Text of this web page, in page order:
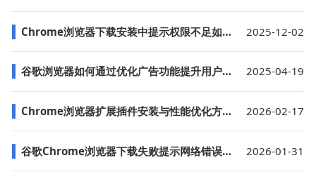
Chrome浏览器下载安装中提示权限不足如何解决 2025-12-02
谷歌浏览器如何通过优化广告功能提升用户体验 2025-04-19
Chrome浏览器扩展插件安装与性能优化方法 2026-02-17
谷歌Chrome浏览器下载失败提示网络错误解决方案 2026-01-31